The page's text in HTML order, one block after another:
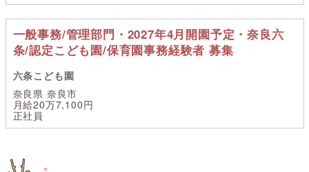
一般事務/管理部門・2027年4月開園予定・奈良六
条/認定こども園/保育園事務経験者 募集
六条こども園
奈良県 奈良市
月給20万7,100円
正社員